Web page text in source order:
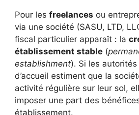
Pour les freelances ou
via une société (SASU, LTD,
fiscal particulier apparaît : la
établissement stable (
establishment). Si les
d’accueil estiment que la
activité régulière sur leur sol,
imposer une part des
établissement.